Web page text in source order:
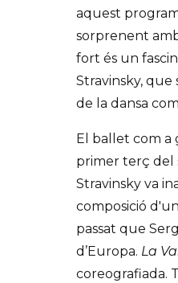
aquest
sorprenent
fort és un
Stravinsky,
de la dansa
El ballet com a
primer terç del
Stravinsky va
composició
passat que
d’Europa. La
coreografiada.